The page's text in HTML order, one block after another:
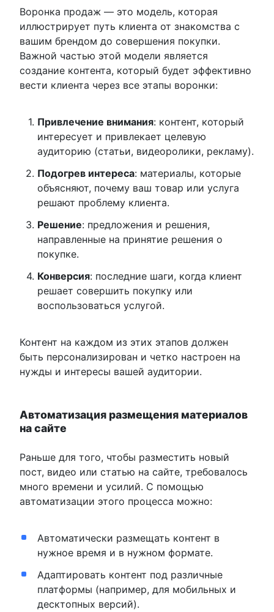
Воронка продаж — это модель, которая
иллюстрирует путь клиента от знакомства с
вашим брендом до совершения покупки.
Важной частью этой модели является
создание контента, который будет эффективно
вести клиента через все этапы воронки:
Привлечение внимания: контент, который
интересует и привлекает целевую
аудиторию (статьи, видеоролики, рекламу).
Подогрев интереса: материалы, которые
объясняют, почему ваш товар или услуга
решают проблему клиента.
Решение: предложения и решения,
направленные на принятие решения о
покупке.
Конверсия: последние шаги, когда клиент
решает совершить покупку или
воспользоваться услугой.
Контент на каждом из этих этапов должен
быть персонализирован и четко настроен на
нужды и интересы вашей аудитории.
Автоматизация размещения материалов
на сайте
Раньше для того, чтобы разместить новый
пост, видео или статью на сайте, требовалось
много времени и усилий. С помощью
автоматизации этого процесса можно:
Автоматически размещать контент в
нужное время и в нужном формате.
Адаптировать контент под различные
платформы (например, для мобильных и
десктопных версий).